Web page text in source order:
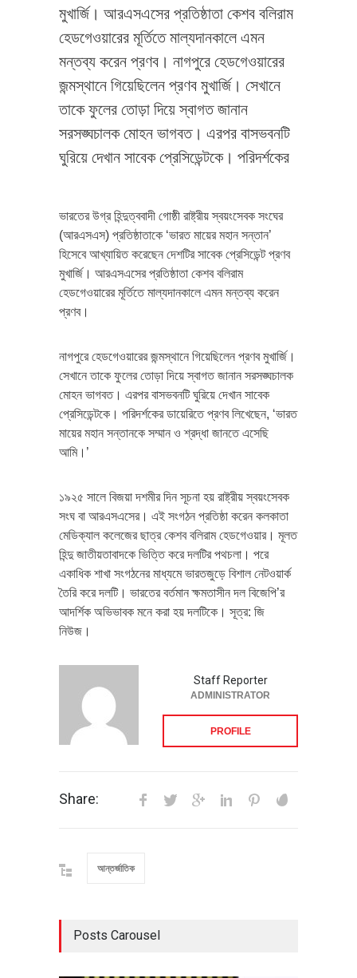
মুখার্জি। আরএসএসের প্রতিষ্ঠাতা কেশব বলিরাম
হেডগেওয়ারের মূর্তিতে মাল্যদানকালে এমন
মন্তব্য করেন প্রণব। নাগপুরে হেডগেওয়ারের
জন্মস্থানে গিয়েছিলেন প্রণব মুখার্জি। সেখানে
তাকে ফুলের তোড়া দিয়ে স্বাগত জানান
সরসঙ্ঘচালক মোহন ভাগবত। এরপর বাসভবনটি
ঘুরিয়ে দেখান সাবেক প্রেসিডেন্টকে। পরিদর্শকের
ভারতের উগ্র হিন্দুত্ববাদী গোষ্ঠী রাষ্ট্রীয় স্বয়ংসেবক সংঘের
(আরএসএস) প্রতিষ্ঠাতাকে ‘ভারত মায়ের মহান সন্তান’
হিসেবে আখ্যায়িত করেছেন দেশটির সাবেক প্রেসিডেন্ট প্রণব
মুখার্জি। আরএসএসের প্রতিষ্ঠাতা কেশব বলিরাম
হেডগেওয়ারের মূর্তিতে মাল্যদানকালে এমন মন্তব্য করেন
প্রণব।
নাগপুরে হেডগেওয়ারের জন্মস্থানে গিয়েছিলেন প্রণব মুখার্জি।
সেখানে তাকে ফুলের তোড়া দিয়ে স্বাগত জানান সরসঙ্ঘচালক
মোহন ভাগবত। এরপর বাসভবনটি ঘুরিয়ে দেখান সাবেক
প্রেসিডেন্টকে। পরিদর্শকের ডায়েরিতে প্রণব লিখেছেন, ‘ভারত
মায়ের মহান সন্তানকে সম্মান ও শ্রদ্ধা জানতে এসেছি
আমি।’
১৯২৫ সালে বিজয়া দশমীর দিন সূচনা হয় রাষ্ট্রীয় স্বয়ংসেবক
সংঘ বা আরএসএসের। এই সংগঠন প্রতিষ্ঠা করেন কলকাতা
মেডিক্যাল কলেজের ছাত্র কেশব বলিরাম হেডগেওয়ার। মূলত
হিন্দু জাতীয়তাবাদকে ভিত্তি করে দলটির পথচলা। পরে
একাধিক শাখা সংগঠনের মাধ্যমে ভারতজুড়ে বিশাল নেটওয়ার্ক
তৈরি করে দলটি। ভারতের বর্তমান ক্ষমতাসীন দল বিজেপি’র
আদর্শিক অভিভাবক মনে করা হয় দলটিকে। সূত্র: জি
নিউজ।
Staff Reporter
ADMINISTRATOR
PROFILE
Share:
আন্তর্জাতিক
Posts Carousel